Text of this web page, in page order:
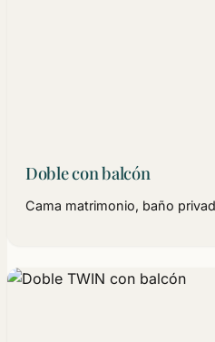
Doble con balcón
Cama matrimonio, baño